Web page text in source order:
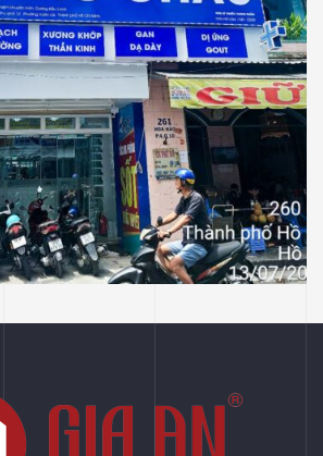
CHÂU
Công Công Trình Nhà Thuốc